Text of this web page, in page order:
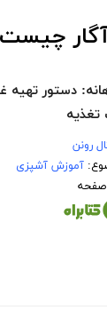
چیست
دستور
رونن
آموزش آشپزی